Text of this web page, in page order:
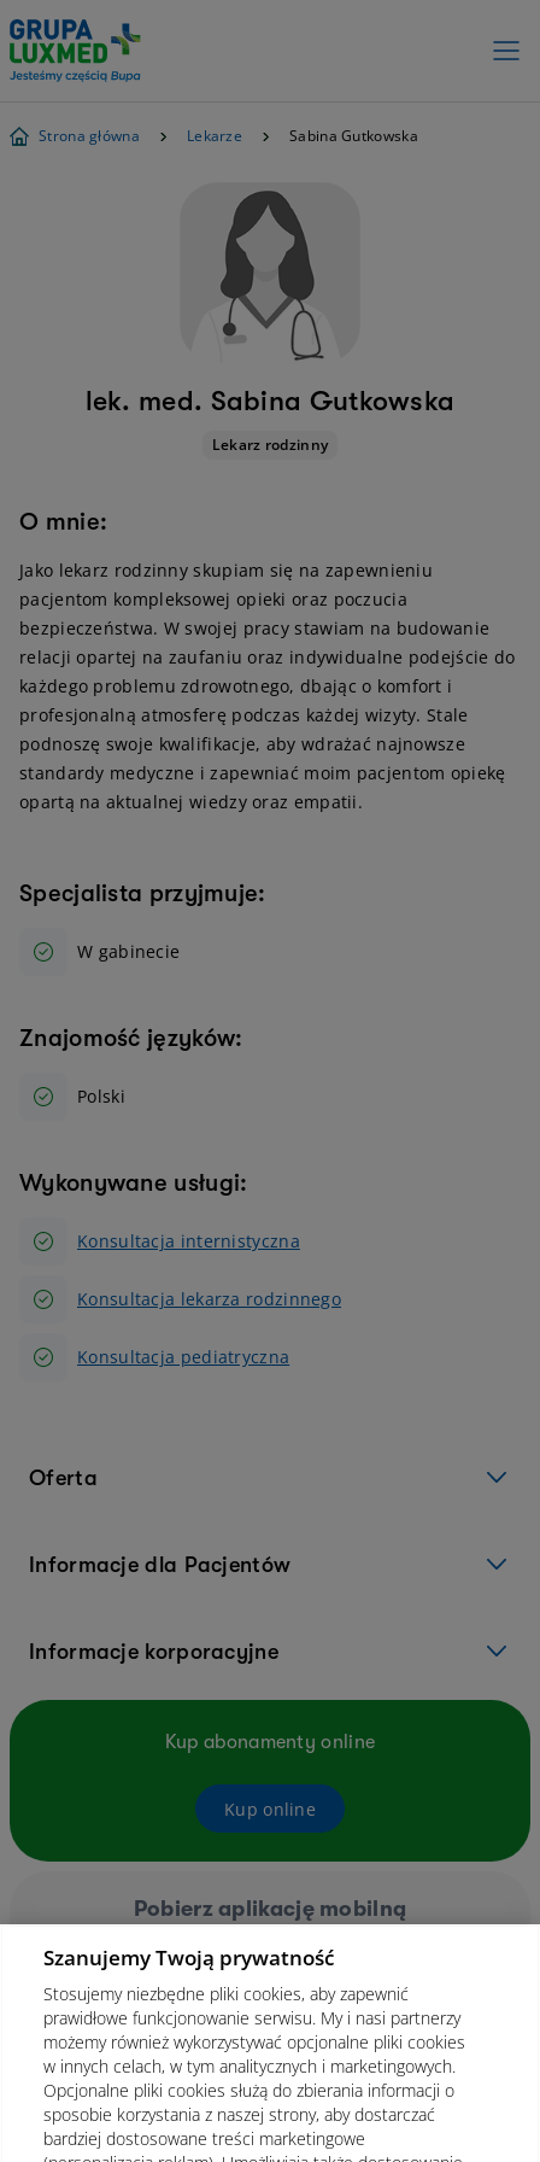
Strona główna Lekarze Sabina Gutkowska
lek. med. Sabina Gutkowska
Lekarz rodzinny
O mnie:
Jako lekarz rodzinny skupiam się na zapewnieniu
pacjentom kompleksowej opieki oraz poczucia
bezpieczeństwa. W swojej pracy stawiam na budowanie
relacji opartej na zaufaniu oraz indywidualne podejście do
każdego problemu zdrowotnego, dbając o komfort i
profesjonalną atmosferę podczas każdej wizyty. Stale
podnoszę swoje kwalifikacje, aby wdrażać najnowsze
standardy medyczne i zapewniać moim pacjentom opiekę
opartą na aktualnej wiedzy oraz empatii.
Specjalista przyjmuje:
W gabinecie
Znajomość języków:
Polski
Wykonywane usługi:
Konsultacja internistyczna
Konsultacja lekarza rodzinnego
Konsultacja pediatryczna
Oferta
Informacje dla Pacjentów
Informacje korporacyjne
Kup abonamenty online
Kup online
Pobierz aplikację mobilną
Szanujemy Twoją prywatność
Stosujemy niezbędne pliki cookies, aby zapewnić
prawidłowe funkcjonowanie serwisu. My i nasi partnerzy
możemy również wykorzystywać opcjonalne pliki cookies
w innych celach, w tym analitycznych i marketingowych.
Opcjonalne pliki cookies służą do zbierania informacji o
sposobie korzystania z naszej strony, aby dostarczać
bardziej dostosowane treści marketingowe